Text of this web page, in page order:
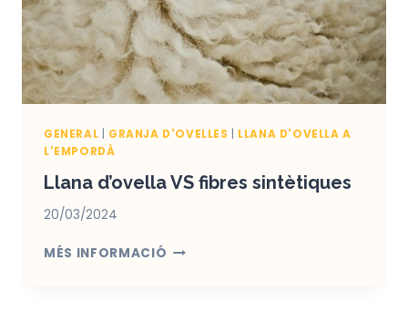
VACA
SI
PARLEM
DE
CREMES
GENERAL GRANJA D'OVELLES
LLANA D'OVELLA A
L'EMPORDÀ
Llana d’ovella VS fibres sintètiques
20/03/2024
MÉS INFORMACIÓ LLANA